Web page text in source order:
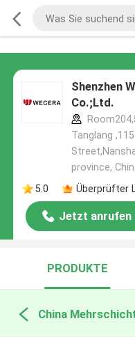
Shenzhen
Co.;Ltd.
Tanglang
province,
5.0
Überprüfter
Jetzt anrufen
PRODUKTE